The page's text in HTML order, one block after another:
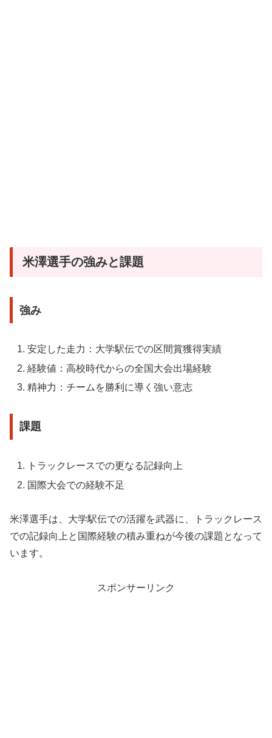
米澤選手の強みと課題
強み
安定した走力：大学駅伝での区間賞獲得実績
経験値：高校時代からの全国大会出場経験
精神力：チームを勝利に導く強い意志
課題
トラックレースでの更なる記録向上
国際大会での経験不足
米澤選手は、大学駅伝での活躍を武器に、トラックレース
での記録向上と国際経験の積み重ねが今後の課題となって
います。
スポンサーリンク